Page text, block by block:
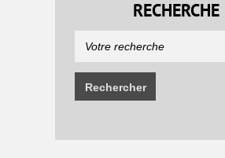
RECHERCHE
Rechercher